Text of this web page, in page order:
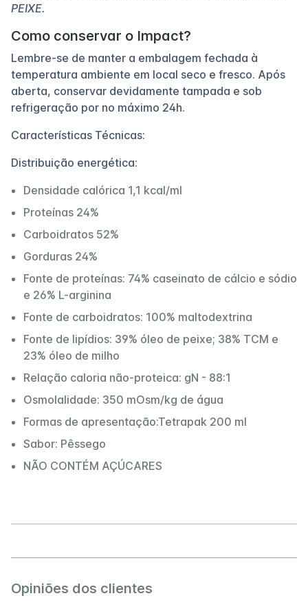
PEIXE.
Como conservar o Impact?
Lembre-se de manter a embalagem fechada à
temperatura ambiente em local seco e fresco. Após
aberta, conservar devidamente tampada e sob
refrigeração por no máximo 24h.
Características Técnicas:
Distribuição energética:
Densidade calórica 1,1 kcal/ml
Proteínas 24%
Carboidratos 52%
Gorduras 24%
Fonte de proteínas: 74% caseinato de cálcio e sódio
e 26% L-arginina
Fonte de carboidratos: 100% maltodextrina
Fonte de lipídios: 39% óleo de peixe; 38% TCM e
23% óleo de milho
Relação caloria não-proteica: gN - 88:1
Osmolalidade: 350 mOsm/kg de água
Formas de apresentação:Tetrapak 200 ml
Sabor: Pêssego
NÃO CONTÉM AÇÚCARES
Opiniões dos clientes